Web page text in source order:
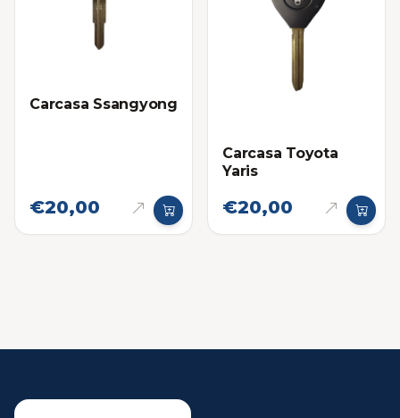
Carcasa Ssangyong
€20,00
Carcasa Toyota
Yaris
€20,00